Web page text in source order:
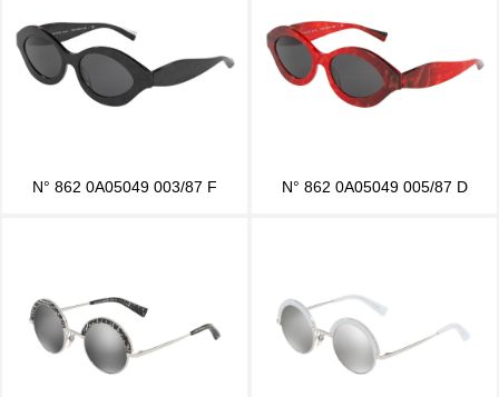
N° 862 0A05049 003/87 F N° 862 0A05049 005/87 D